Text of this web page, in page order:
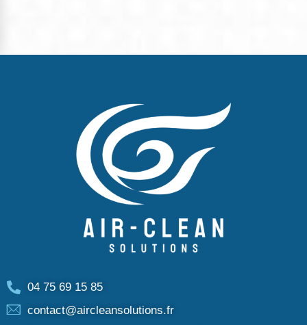
04 75 69 15 85
contact@aircleansolutions.fr